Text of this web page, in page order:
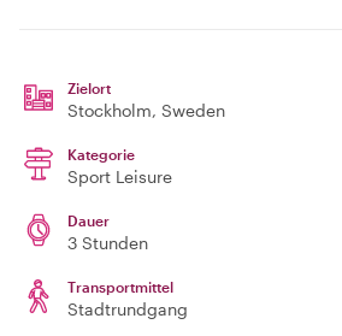
Zielort
Stockholm, Sweden
Kategorie
Sport Leisure
Dauer
3 Stunden
Transportmittel
Stadtrundgang